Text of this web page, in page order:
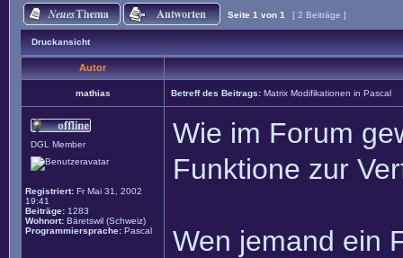
Seite 1 von 1 [ 2 Beiträge ]
Druckansicht
Autor
mathias Betreff des Beitrags: Matrix Modifikationen in Pascal
DGL Member
Registriert: Fr Mai 31, 2002
19:41
Beiträge: 1283
Wohnort: Bäretswil (Schweiz)
Programmiersprache: Pascal
Wie im Forum
Funktione zur
Wen jemand ein